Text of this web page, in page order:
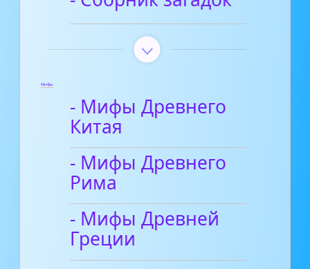
Мифы
- Мифы Древнего
Китая
- Мифы Древнего
Рима
- Мифы Древней
Греции